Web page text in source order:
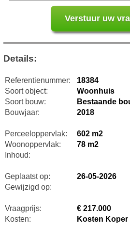
Details:
Referentienummer:
18384
Soort object:
Woonhuis
Soort bouw:
Bestaande
Bouwjaar:
2018
Perceeloppervlak:
602 m2
Woonoppervlak:
78 m2
Inhoud:
Geplaatst op:
26-05-2026
Gewijzigd op:
Vraagprijs:
€ 217.000
Kosten:
Kosten Koper